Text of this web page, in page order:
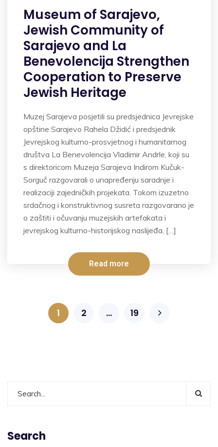
Museum of Sarajevo,
Jewish Community of
Sarajevo and La
Benevolencija Strengthen
Cooperation to Preserve
Jewish Heritage
Muzej Sarajeva posjetili su predsjednica Jevrejske
opštine Sarajevo Rahela Džidić i predsjednik
Jevrejskog kulturno-prosvjetnog i humanitarnog
društva La Benevolencija Vladimir Andrle, koji su
s direktoricom Muzeja Sarajeva Indirom Kučuk-
Sorguč razgovarali o unapređenju saradnje i
realizaciji zajedničkih projekata. Tokom izuzetno
srdačnog i konstruktivnog susreta razgovarano je
o zaštiti i očuvanju muzejskih artefakata i
jevrejskog kulturno-historijskog naslijeđa, […]
Read more
1 2 … 19
Search